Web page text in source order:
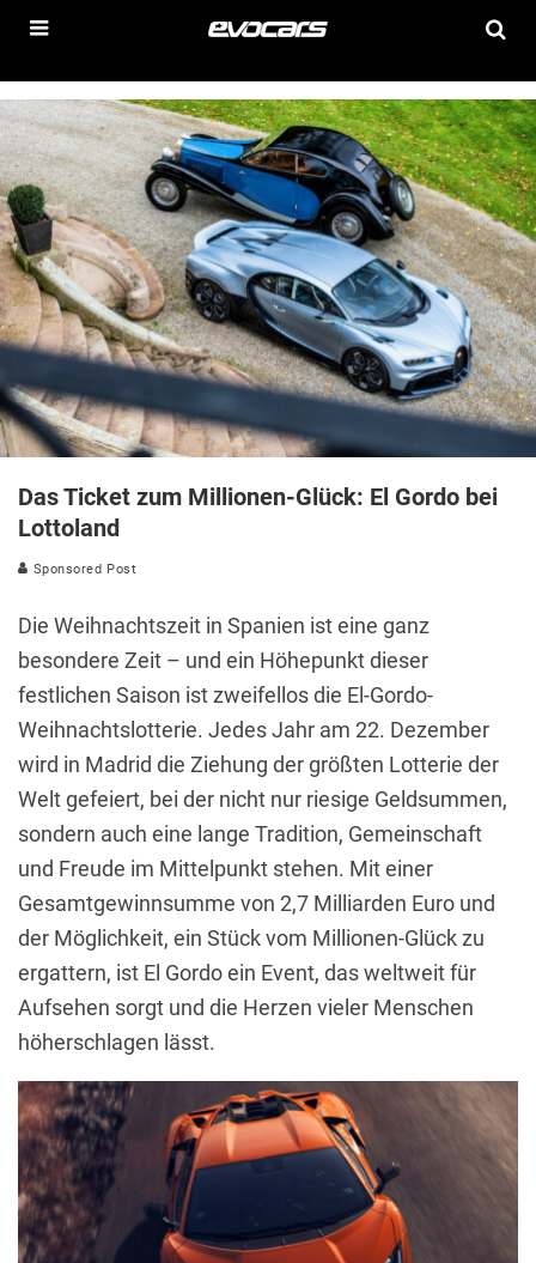
Das Ticket zum Millionen-Glück: El Gordo bei
Lottoland
Sponsored Post
Die Weihnachtszeit in Spanien ist eine ganz
besondere Zeit – und ein Höhepunkt dieser
festlichen Saison ist zweifellos die El-Gordo-
Weihnachtslotterie. Jedes Jahr am 22. Dezember
wird in Madrid die Ziehung der größten Lotterie der
Welt gefeiert, bei der nicht nur riesige Geldsummen,
sondern auch eine lange Tradition, Gemeinschaft
und Freude im Mittelpunkt stehen. Mit einer
Gesamtgewinnsumme von 2,7 Milliarden Euro und
der Möglichkeit, ein Stück vom Millionen-Glück zu
ergattern, ist El Gordo ein Event, das weltweit für
Aufsehen sorgt und die Herzen vieler Menschen
höherschlagen lässt.